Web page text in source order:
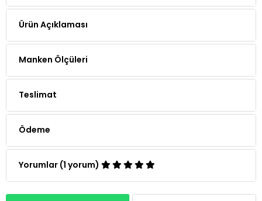
Ürün Açıklaması
Manken Ölçüleri
Teslimat
Ödeme
Yorumlar (1 yorum)